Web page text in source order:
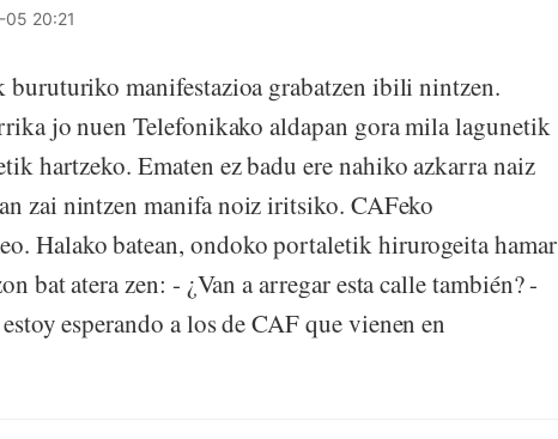
05 20:21
buruturiko manifestazioa grabatzen ibili nintzen.
jo nuen Telefonikako aldapan gora mila lagunetik
hartzeko. Ematen ez badu ere nahiko azkarra naiz
zai nintzen manifa noiz iritsiko. CAFeko
Halako batean, ondoko portaletik hirurogeita hamar
bat atera zen: - ¿Van a arregar esta calle también? -
esperando a los de CAF que vienen en